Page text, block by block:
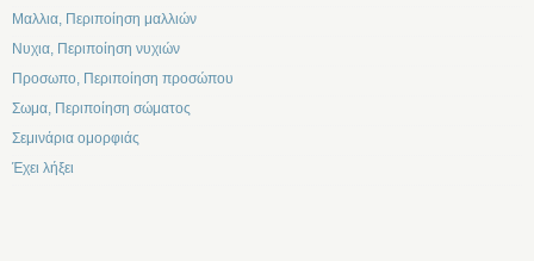
Μαλλια, Περιποίηση μαλλιών
Νυχια, Περιποίηση νυχιών
Προσωπο, Περιποίηση προσώπου
Σωμα, Περιποίηση σώματος
Σεμινάρια ομορφιάς
Έχει λήξει